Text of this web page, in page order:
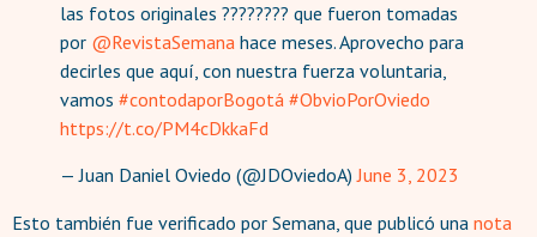
las fotos originales ???????? que fueron tomadas
por @RevistaSemana hace meses. Aprovecho para
decirles que aquí, con nuestra fuerza voluntaria,
vamos #contodaporBogotá #ObvioPorOviedo
https://t.co/PM4cDkkaFd
— Juan Daniel Oviedo (@JDOviedoA)June 3, 2023
Esto también fue verificado por Semana, que publicó una nota